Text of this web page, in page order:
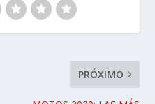
PRÓXIMO